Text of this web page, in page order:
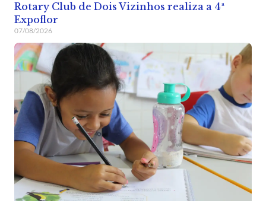
Rotary Club de Dois Vizinhos realiza a 4ª
Expoflor
07/08/2026